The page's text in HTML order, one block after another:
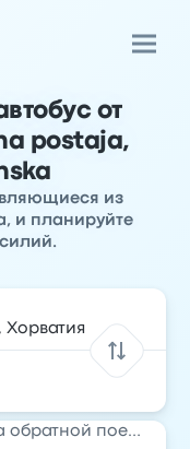
от
postaja,
из
и планируйте
Дата обратной поездки